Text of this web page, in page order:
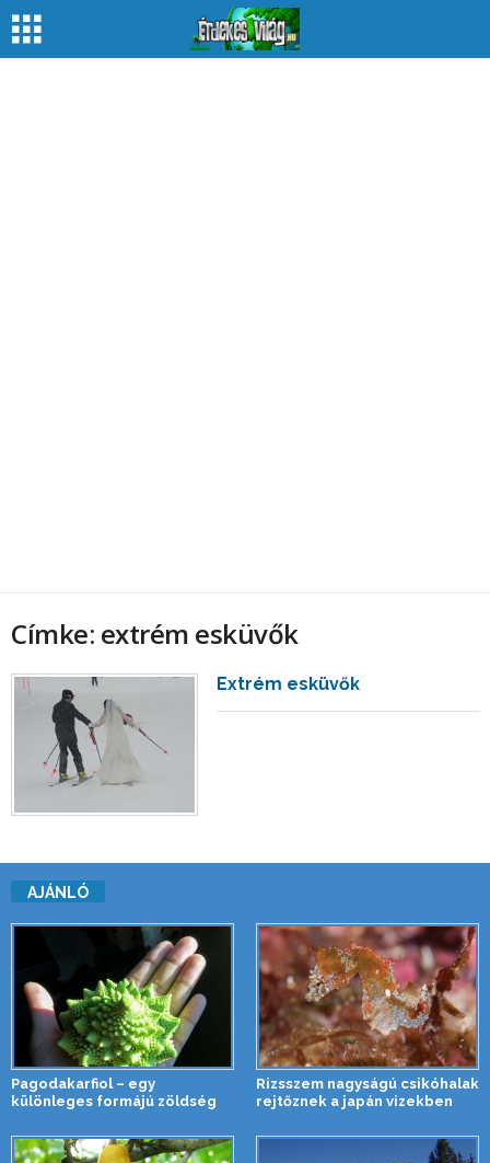
Címke: extrém esküvők
Extrém esküvők
AJÁNLÓ
Pagodakarfiol – egy
különleges formájú zöldség
Rizsszem nagyságú csikóhalak
rejtőznek a japán vizekben